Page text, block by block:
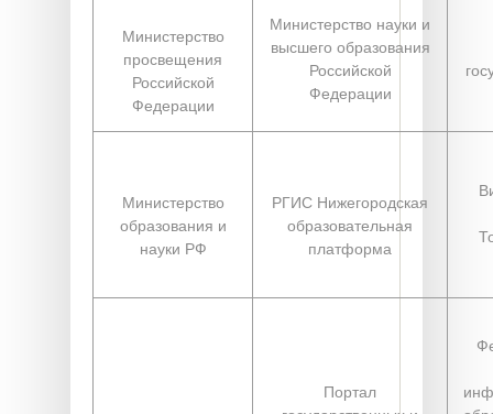
Министерство
просвещения
Российской
Федерации
Министерство науки и
высшего образования
Российской
Федерации
Министерство
образования и
науки РФ
РГИС Нижегородская
образовательная
платформа
Портал